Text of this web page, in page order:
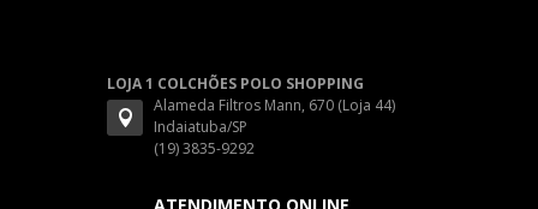
LOJA 1 COLCHÕES POLO SHOPPING
Alameda Filtros Mann, 670 (Loja 44)
Indaiatuba/SP
(19) 3835-9292